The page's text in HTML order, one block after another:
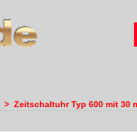
> Zeitschaltuhr Typ 600 mit 30